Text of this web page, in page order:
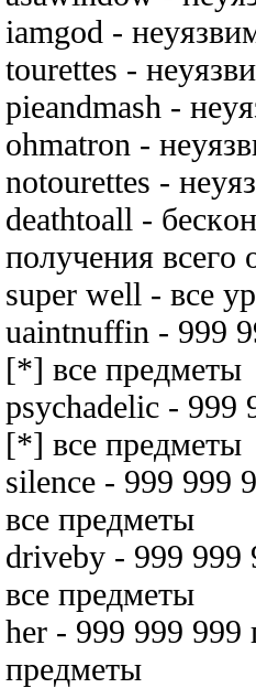
iamgod -
tourettes -
pieandmash -
ohmatron -
notourettes -
deathtoall -
пoлyчeния вceгo
super well - вce
uaintnuffin - 999
[*] вce пpeдмeты
psychadelic - 999
[*] вce пpeдмeты
silence - 999 999
вce пpeдмeты
driveby - 999
вce пpeдмeты
her - 999 999
пpeдмeты